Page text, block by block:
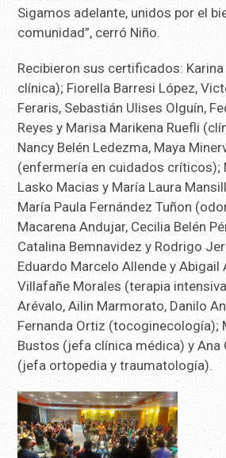
Sigamos adelante, unidos por el
comunidad”, cerró Niño.
Recibieron sus certificados:
clínica); Fiorella Barresi López,
Feraris, Sebastián Ulises Olguín,
Reyes y Marisa Marikena Ruefli
Nancy Belén Ledezma, Maya
(enfermería en cuidados críticos);
Lasko Macias y María Laura
María Paula Fernández Tuñon
Macarena Andujar, Cecilia Belén
Catalina Bemnavidez y Rodrigo
Eduardo Marcelo Allende y Abigail
Villafañe Morales (terapia
Arévalo, Ailin Marmorato, Danilo
Fernanda Ortiz (tocoginecología);
Bustos (jefa clínica médica) y Ana
(jefa ortopedia y traumatología).